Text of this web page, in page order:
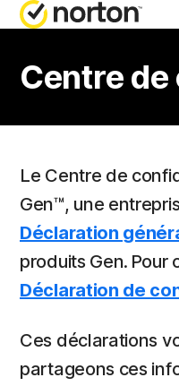
Centre
Le Centre de
Gen™, une
Déclaration
produits Gen.
Déclaration de
Ces déclarations
partageons ces